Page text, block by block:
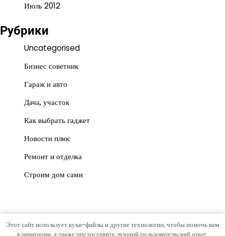
Июль 2012
Рубрики
Uncategorised
Бизнес советник
Гараж и авто
Дача, участок
Как выбрать гаджет
Новости плюс
Ремонт и отделка
Строим дом сами
Copyright © 2026Простор участкаТема News Store от
Этот сайт использует куки-файлы и другие технологии, чтобы помочь вам
в навигации, а также предоставить лучший пользовательский опыт.